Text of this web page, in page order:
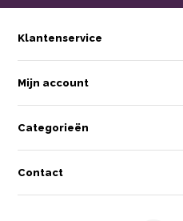
Klantenservice
Mijn account
Categorieën
Contact